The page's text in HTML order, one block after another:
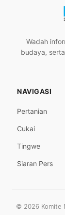
Wadah
budaya,
NAVIGASI
Pertanian
Cukai
Tingwe
Siaran Pers
© 2026 Komite